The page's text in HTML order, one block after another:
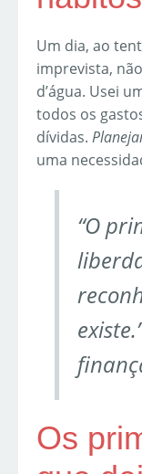
Um dia, ao
imprevista,
d’água. Usei
todos os
dívidas.
uma
“O
Os